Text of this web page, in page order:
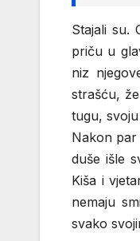
Stajali su.
priču u
niz
strašću,
tugu,
Nakon
duše išle
Kiša i
nemaju
svako